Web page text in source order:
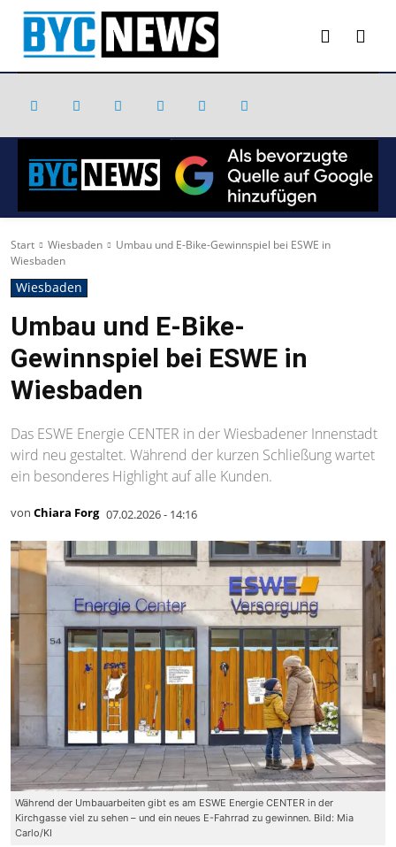
Start Wiesbaden
Umbau und E-Bike-Gewinnspiel bei ESWE in
Wiesbaden
Wiesbaden
Umbau und E-Bike-
Gewinnspiel bei ESWE in
Wiesbaden
Das ESWE Energie CENTER in der Wiesbadener Innenstadt
wird neu gestaltet. Während der kurzen Schließung wartet
ein besonderes Highlight auf alle Kunden.
von Chiara Forg 07.02.2026 - 14:16
Während der Umbauarbeiten gibt es am ESWE Energie CENTER in der
Kirchgasse viel zu sehen – und ein neues E-Fahrrad zu gewinnen. Bild: Mia
Carlo/KI